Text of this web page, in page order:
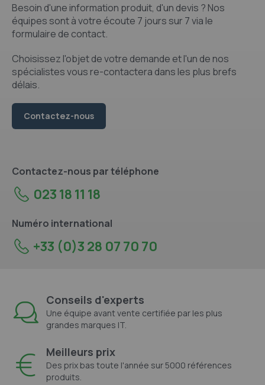
Besoin d'une information produit, d'un devis ? Nos
équipes sont à votre écoute 7 jours sur 7 via le
formulaire de contact.
Choisissez l'objet de votre demande et l'un de nos
spécialistes vous re-contactera dans les plus brefs
délais.
Contactez-nous
Contactez-nous par téléphone
023 18 11 18
Numéro international
+33 (0)3 28 07 70 70
Conseils d'experts
Une équipe avant vente certifiée par les plus
grandes marques IT.
Meilleurs prix
Des prix bas toute l'année sur 5000 références
produits.